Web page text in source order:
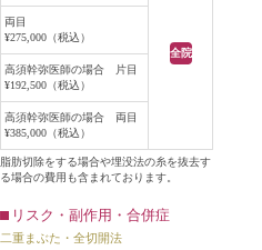
した。
また、まつ毛の生え際に被さってい
た皮膚が上がったことにより、まつ
毛の生え際が見えるようになりまし
た。
全院
両目
¥275,000（税込）
高須幹弥医師の場合 片目
¥192,500（税込）
高須幹弥医師の場合 両目
¥385,000（税込）
脂肪切除をする場合や埋没法の糸を抜去す
る場合の費用も含まれております。
リスク・副作用・合併症
二重まぶた・全切開法